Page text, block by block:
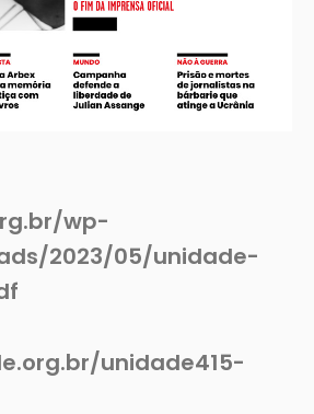
wp-
2023/05/unidade-
unidade415-